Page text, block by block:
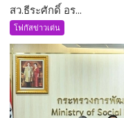
สว.ธีระศักดิ์ อร...
โฟกัสข่าวเด่น